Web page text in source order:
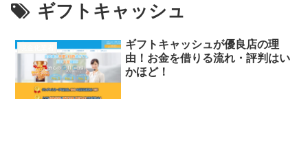
ギフトキャッシュ
ギフトキャッシュが優良店の理
由！お金を借りる流れ・評判はい
かほど！